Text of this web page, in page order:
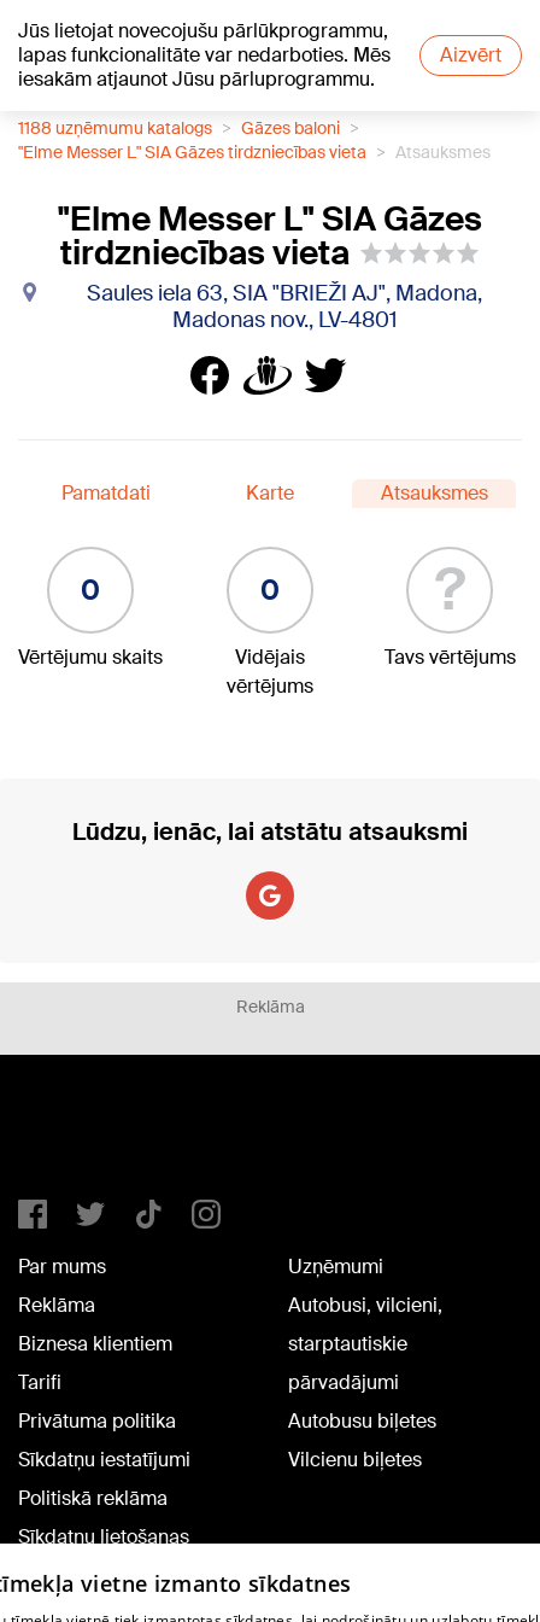
Jūs lietojat novecojušu pārlūkprogrammu,
lapas funkcionalitāte var nedarboties. Mēs
iesakām atjaunot Jūsu pārluprogrammu.
Aizvērt
+21°C
1188 uzņēmumu katalogs
Gāzes baloni
"Elme Messer L" SIA Gāzes tirdzniecības vieta
Atsauksmes
"Elme Messer L" SIA Gāzes
tirdzniecības vieta
Saules iela 63, SIA "BRIEŽI AJ", Madona,
Madonas nov., LV-4801
Pamatdati Karte Atsauksmes
0
Vērtējumu skaits
0
Vidējais
vērtējums
?
Tavs vērtējums
Lūdzu, ienāc, lai atstātu atsauksmi
Reklāma
Par mums
Reklāma
Biznesa klientiem
Tarifi
Privātuma politika
Sīkdatņu iestatījumi
Politiskā reklāma
Sīkdatņu lietošanas
noteikumi
Komentāru pievienošana
Uzņēmumi
Autobusi, vilcieni,
starptautiskie
pārvadājumi
Autobusu biļetes
Vilcienu biļetes
vietne izmanto sīkdatnes